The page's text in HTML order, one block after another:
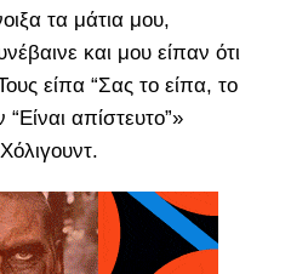
τα μάτια μου,
και μου είπαν ότι
είπα “Σας το είπα, το
απίστευτο”»